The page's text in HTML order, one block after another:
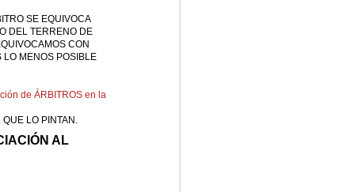
SE EQUIVOCA
DEL TERRENO DE
CON
LO MENOS POSIBLE
de ÁRBITROS en la
LO PINTAN.
AL